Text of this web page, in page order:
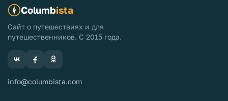
Columbista
Сайт о путешествиях и для
путешественников. С 2015 года.
info@columbista.com